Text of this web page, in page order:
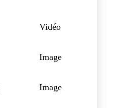
Vidéo
Image
Image